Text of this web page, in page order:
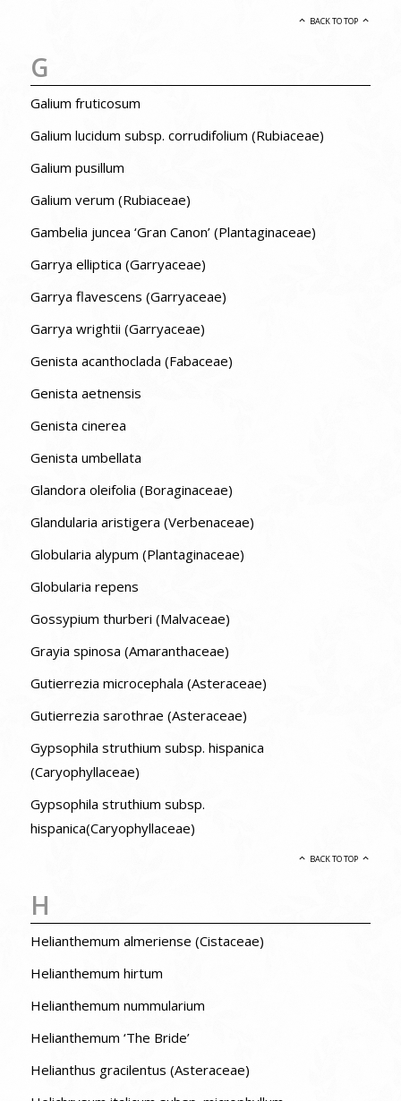
BACK TO TOP
G
Galium fruticosum
Galium lucidum subsp. corrudifolium (Rubiaceae)
Galium pusillum
Galium verum (Rubiaceae)
Gambelia juncea ‘Gran Canon’ (Plantaginaceae)
Garrya elliptica (Garryaceae)
Garrya flavescens (Garryaceae)
Garrya wrightii (Garryaceae)
Genista acanthoclada (Fabaceae)
Genista aetnensis
Genista cinerea
Genista umbellata
Glandora oleifolia (Boraginaceae)
Glandularia aristigera (Verbenaceae)
Globularia alypum (Plantaginaceae)
Globularia repens
Gossypium thurberi (Malvaceae)
Grayia spinosa (Amaranthaceae)
Gutierrezia microcephala (Asteraceae)
Gutierrezia sarothrae (Asteraceae)
Gypsophila struthium subsp. hispanica
(Caryophyllaceae)
Gypsophila struthium subsp.
hispanica(Caryophyllaceae)
BACK TO TOP
H
Helianthemum almeriense (Cistaceae)
Helianthemum hirtum
Helianthemum nummularium
Helianthemum ‘The Bride’
Helianthus gracilentus (Asteraceae)